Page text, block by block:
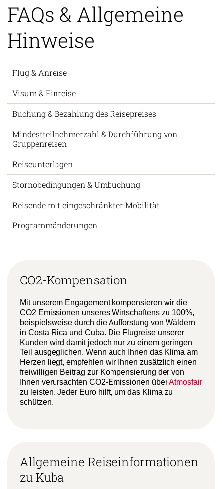
FAQs & Allgemeine
Hinweise
Flug & Anreise
Visum & Einreise
Buchung & Bezahlung des Reisepreises
Mindestteilnehmerzahl & Durchführung von
Gruppenreisen
Reiseunterlagen
Stornobedingungen & Umbuchung
Reisende mit eingeschränkter Mobilität
Programmänderungen
CO2-Kompensation
Mit unserem Engagement kompensieren wir die
CO2 Emissionen unseres Wirtschaftens zu 100%,
beispielsweise durch die Aufforstung von Wäldern
in Costa Rica und Cuba. Die Flugreise unserer
Kunden wird damit jedoch nur zu einem geringen
Teil ausgeglichen. Wenn auch Ihnen das Klima am
Herzen liegt, empfehlen wir Ihnen zusätzlich einen
freiwilligen Beitrag zur Kompensierung der von
Ihnen verursachten CO2-Emissionen überAtmosfair
zu leisten. Jeder Euro hilft, um das Klima zu
schützen.
Allgemeine Reiseinformationen
zu Kuba